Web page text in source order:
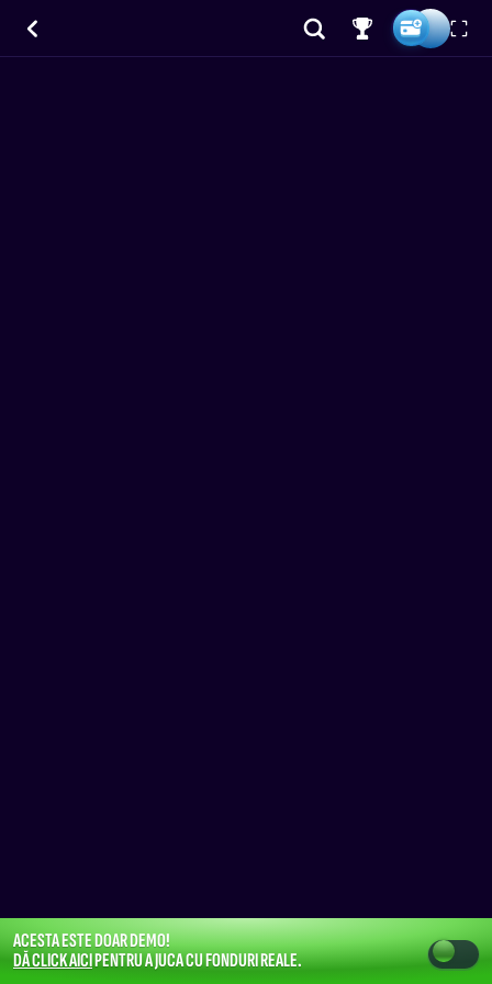
ACESTA ESTE DOAR DEMO!
DĂ CLICK AICIPENTRU A JUCA CU FONDURI REALE.